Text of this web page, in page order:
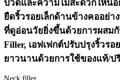
ปวดและความไม่สะดวกให้น้
ยืดริ้วรอยเล็กด้านข้างคออย่
ที่ดูอ่อนวัยยิ่งขึ้นด้วยการผสมกั
Filler, เอฟเฟกต์ปรับปรุงริ้วร
ยาวนานด้วยการใช้ของแท้/